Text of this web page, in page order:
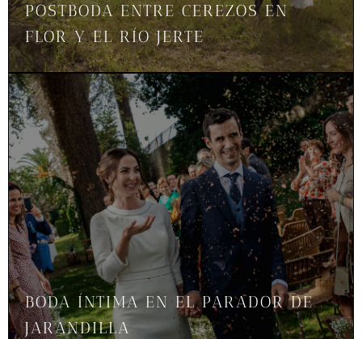
POSTBODA ENTRE CEREZOS EN
FLOR Y EL RÍO JERTE
BODA ÍNTIMA EN EL PARADOR DE
JARANDILLA